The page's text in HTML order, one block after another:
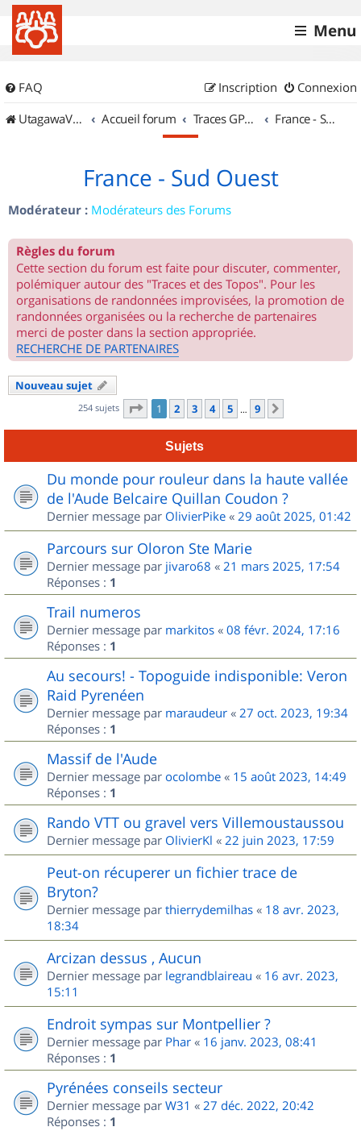
Menu
FAQ Connexion
Inscription
UtagawaVTT (Randos VTT et VTTAE avec traces GPS)
Accueil forum Traces GPS de randos VTT France - Sud Ouest
France - Sud Ouest
Modérateur : Modérateurs des Forums
Règles du forum
Cette section du forum est faite pour discuter, commenter,
polémiquer autour des "Traces et des Topos". Pour les
organisations de randonnées improvisées, la promotion de
randonnées organisées ou la recherche de partenaires
merci de poster dans la section appropriée.
RECHERCHE DE PARTENAIRES
Nouveau sujet
254 sujets Page 1sur
1 2 3 4 5 … 9
Sujets
Du monde pour rouleur dans la haute vallée
de l'Aude Belcaire Quillan Coudon ?
Dernier message par OlivierPike « 29 août 2025, 01:42
Parcours sur Oloron Ste Marie
Dernier message par jivaro68 « 21 mars 2025, 17:54
Réponses : 1
Trail numeros
Dernier message par markitos « 08 févr. 2024, 17:16
Réponses : 1
Au secours! - Topoguide indisponible: Veron
Raid Pyrenéen
Dernier message par maraudeur « 27 oct. 2023, 19:34
Réponses : 1
Massif de l'Aude
Dernier message par ocolombe « 15 août 2023, 14:49
Réponses : 1
Rando VTT ou gravel vers Villemoustaussou
Dernier message par OlivierKl « 22 juin 2023, 17:59
Peut-on récuperer un fichier trace de
Bryton?
Dernier message par thierrydemilhas « 18 avr. 2023,
18:34
Arcizan dessus , Aucun
Dernier message par legrandblaireau « 16 avr. 2023,
15:11
Endroit sympas sur Montpellier ?
Dernier message par Phar « 16 janv. 2023, 08:41
Réponses : 1
Pyrénées conseils secteur
Dernier message par W31 « 27 déc. 2022, 20:42
Réponses : 1